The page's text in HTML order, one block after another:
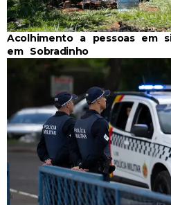
Acolhimento a pessoas em
em Sobradinho